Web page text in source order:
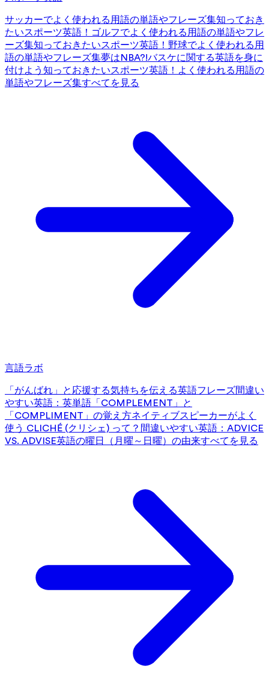
サッカーでよく使われる用語の単語やフレーズ集知っておき
たいスポーツ英語！ゴルフでよく使われる用語の単語やフレ
ーズ集知っておきたいスポーツ英語！野球でよく使われる用
語の単語やフレーズ集夢はNBA?!バスケに関する英語を身に
付けよう 知っておきたいスポーツ英語！よく使われる用語の
単語やフレーズ集すべてを見る
言語ラボ
「がんばれ」と応援する気持ちを伝える英語フレーズ間違い
やすい英語：英単語「COMPLEMENT」と
「COMPLIMENT」の覚え方ネイティブスピーカーがよく
使う CLICHÉ (クリシェ) って？ 間違いやすい英語：ADVICE
VS. ADVISE英語の曜日（月曜～日曜）の由来すべてを見る